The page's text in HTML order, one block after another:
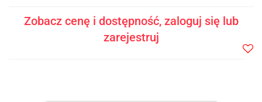
Zobacz cenę i dostępność, zaloguj się lub
zarejestruj